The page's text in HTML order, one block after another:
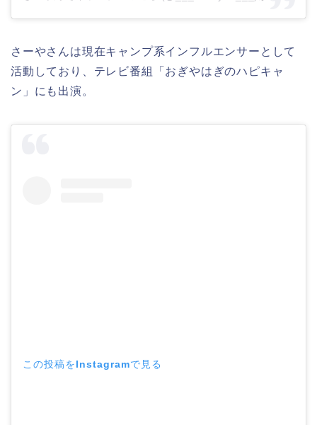
さーやさんは現在キャンプ系インフルエンサーとして
活動しており、テレビ番組「おぎやはぎのハピキャ
ン」にも出演。
この投稿をInstagramで見る